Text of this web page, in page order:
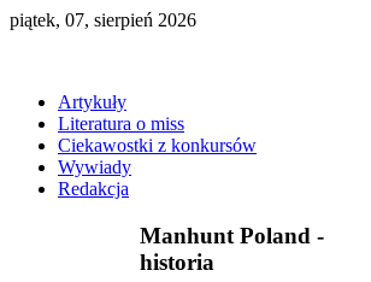
piątek, 07, sierpień 2026
Artykuły
Literatura o miss
Ciekawostki z konkursów
Wywiady
Redakcja
Manhunt Poland -
historia